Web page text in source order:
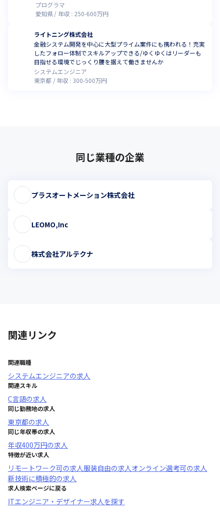
プログラマ
愛知県
年収 : 250-600万円
ライトニング株式会社
金融システム開発を中心に大型プライム案件にも携われる！充実
したフォロー体制でスキルアップできる/ゆくゆくはリーダーも
目指せる環境でじっくり腰を据えて働きませんか
システムエンジニア
東京都
年収 : 300-500万円
同じ業種の企業
プラスオートメーション株式会社
LEOMO,Inc
株式会社アルテクナ
関連リンク
関連職種
システムエンジニアの求人
関連スキル
C言語の求人
同じ勤務地の求人
東京都の求人
同じ年収帯の求人
年収400万円の求人
特徴が近い求人
リモートワーク可の求人服装自由の求人オンライン選考可の求人
新技術に積極的の求人
求人検索ページに戻る
ITエンジニア・デザイナー求人を探す